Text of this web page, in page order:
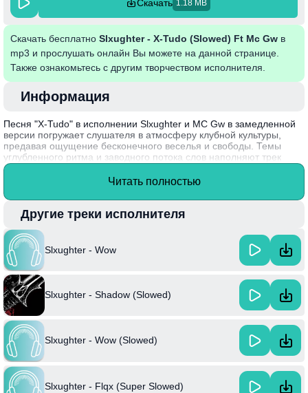
Скачать 1.18 MB
Скачать бесплатно Slxughter - X-Tudo (Slowed) Ft Mc Gw в
mp3 и прослушать онлайн Вы можете на данной странице.
Также ознакомьтесь с другим творчеством исполнителя.
Информация
Песня "X-Tudo" в исполнении Slxughter и MC Gw в замедленной
версии погружает слушателя в атмосферу клубной культуры,
предавая ощущение бесконечного веселья и свободы. Темы
углубленного ритма и заводного потока слов наполняют трек
энергией, отражая жизнь молодых людей, стремящихся к
развлечениям и самовыражению. В композиции сочетание
музыкальный ландшафт, который легко воспринимается и
запоминается.
Интересный факт: Slxughter активно экспериментирует с
различными жанрами, что делает его стиль неповторимым и
актуальным среди молодежной аудитории.
Читать полностью
Другие треки исполнителя
Slxughter - Wow
Slxughter - Shadow (Slowed)
Slxughter - Wow (Slowed)
Slxughter - Flqx (Super Slowed)